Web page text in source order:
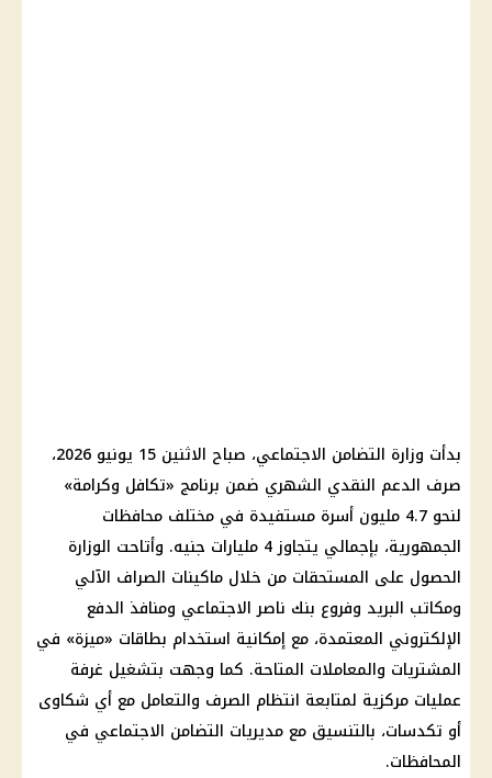
بدأت وزارة التضامن الاجتماعي، صباح الاثنين 15 يونيو 2026،
صرف الدعم النقدي الشهري ضمن برنامج «تكافل وكرامة»
لنحو 4.7 مليون أسرة مستفيدة في مختلف محافظات
الجمهورية، بإجمالي يتجاوز 4 مليارات جنيه. وأتاحت الوزارة
الحصول على المستحقات من خلال ماكينات الصراف الآلي
ومكاتب البريد وفروع بنك ناصر الاجتماعي ومنافذ الدفع
الإلكتروني المعتمدة، مع إمكانية استخدام بطاقات «ميزة» في
المشتريات والمعاملات المتاحة. كما وجهت بتشغيل غرفة
عمليات مركزية لمتابعة انتظام الصرف والتعامل مع أي شكاوى
أو تكدسات، بالتنسيق مع مديريات التضامن الاجتماعي في
المحافظات.